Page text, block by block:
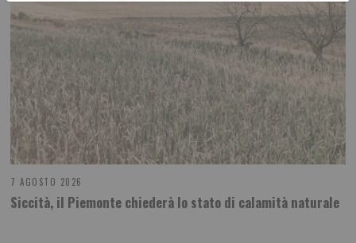
7 AGOSTO 2026
Siccità, il Piemonte chiederà lo stato di calamità naturale